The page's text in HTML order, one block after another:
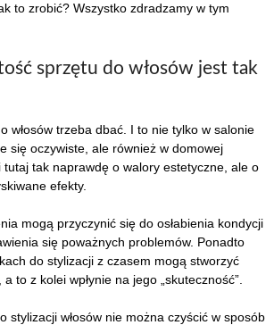
to zrobić? Wszystko zdradzamy w tym
sprzętu do włosów jest tak
włosów trzeba dbać. I to nie tylko w salonie
się oczywiste, ale również w domowej
tutaj tak naprawdę o walory estetyczne, ale o
efekty.
mogą przyczynić się do osłabienia kondycji
się poważnych problemów. Ponadto
do stylizacji z czasem mogą stworzyć
to z kolei wpłynie na jego „skuteczność”.
stylizacji włosów nie można czyścić w sposób